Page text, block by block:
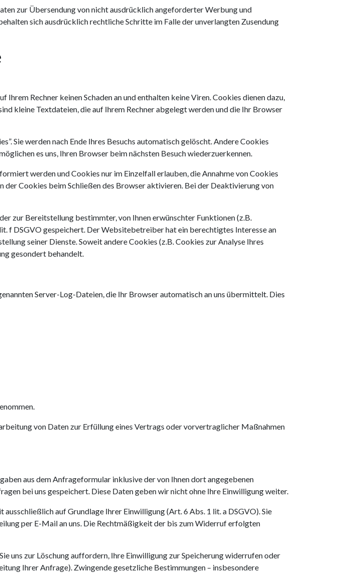
zur Übersendung von nicht ausdrücklich angeforderter Werbung und
sich ausdrücklich rechtliche Schritte im Falle der unverlangten Zusendung
Rechner keinen Schaden an und enthalten keine Viren. Cookies dienen dazu,
kleine Textdateien, die auf Ihrem Rechner abgelegt werden und die Ihr Browser
Sie werden nach Ende Ihres Besuchs automatisch gelöscht. Andere Cookies
es uns, Ihren Browser beim nächsten Besuch wiederzuerkennen.
werden und Cookies nur im Einzelfall erlauben, die Annahme von Cookies
Cookies beim Schließen des Browser aktivieren. Bei der Deaktivierung von
zur Bereitstellung bestimmter, von Ihnen erwünschter Funktionen (z.B.
f DSGVO gespeichert. Der Websitebetreiber hat ein berechtigtes Interesse an
seiner Dienste. Soweit andere Cookies (z.B. Cookies zur Analyse Ihres
gesondert behandelt.
Server-Log-Dateien, die Ihr Browser automatisch an uns übermittelt. Dies
von Daten zur Erfüllung eines Vertrags oder vorvertraglicher Maßnahmen
aus dem Anfrageformular inklusive der von Ihnen dort angegebenen
bei uns gespeichert. Diese Daten geben wir nicht ohne Ihre Einwilligung weiter.
auf Grundlage Ihrer Einwilligung (Art. 6 Abs. 1 lit. a DSGVO). Sie
per E-Mail an uns. Die Rechtmäßigkeit der bis zum Widerruf erfolgten
uns zur Löschung auffordern, Ihre Einwilligung zur Speicherung widerrufen oder
Ihrer Anfrage). Zwingende gesetzliche Bestimmungen – insbesondere